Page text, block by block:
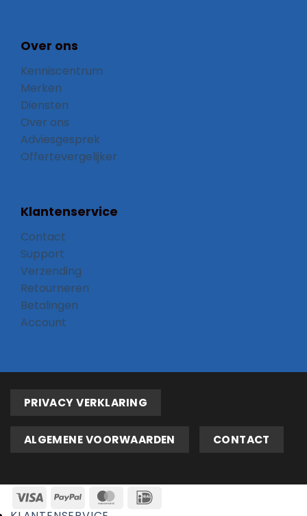
Over ons
Kenniscentrum
Merken
Diensten
Over ons
Adviesgesprek
Offertevergelijker
Klantenservice
Contact
Support
Verzending
Retourneren
Betalingen
Account
PRIVACY VERKLARING
ALGEMENE VOORWAARDEN CONTACT